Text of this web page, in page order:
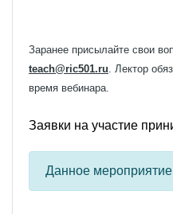
Заранее присылайте свои
teach@ric501.ru . Лектор
время вебинара.
Заявки на участие
Данное